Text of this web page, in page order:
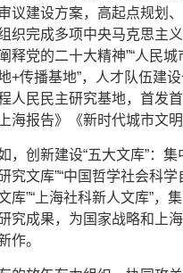
议建设方案，高起点规划
织完成多项中央马克思主
释党的二十大精神”“人民
+传播基地”，人才队伍建
人民民主研究基地，首发
上海报告》《新时代城市文
，创新建设“五大文库”：
究文库”“中国哲学社会科
库”“上海社科新人文库”，
究成果，为国家战略和上
作。